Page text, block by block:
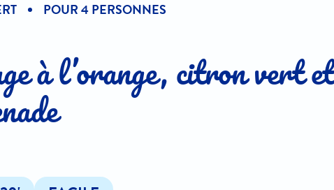
POUR 4 PERSONNES
à l’orange, citron vert et